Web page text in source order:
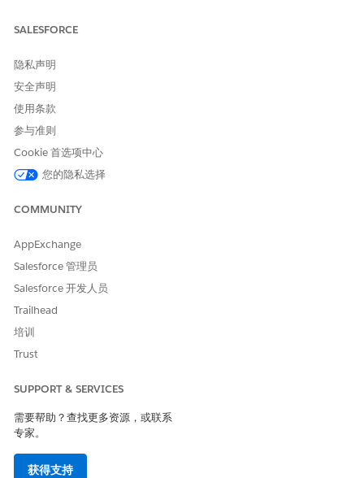
我上一年的收入是多少？
每个区域的销售情况如何？
根据时间序列预测，销售趋势如何？
根据收入和数量，对我的业绩贡献最大的客户是哪家？
最畅销的产品是什么？
有哪些产品需要我注意？
请与我们共享您的想法，以便我们进行改进！
SALESFORCE
隐私声明
安全声明
使用条款
参与准则
Cookie 首选项中心
您的隐私选择
COMMUNITY
AppExchange
Salesforce 管理员
Salesforce 开发人员
Trailhead
培训
Trust
SUPPORT & SERVICES
需要帮助？查找更多资源，或联系
专家。
获得支持